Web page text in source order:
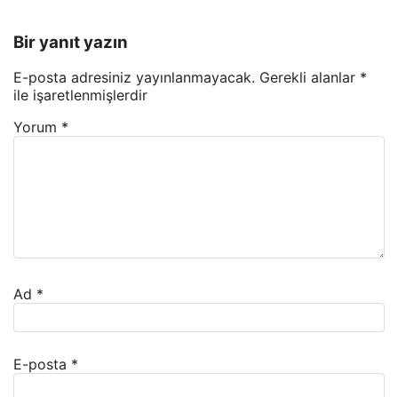
Bir yanıt yazın
E-posta adresiniz yayınlanmayacak. Gerekli alanlar *
ile işaretlenmişlerdir
Yorum *
Ad *
E-posta *